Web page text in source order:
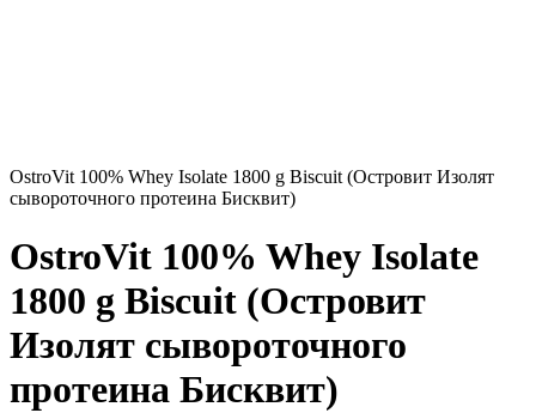
OstroVit 100% Whey Isolate 1800 g Biscuit (Островит Изолят
сывороточного протеина Бисквит)
OstroVit 100% Whey Isolate
1800 g Biscuit (Островит
Изолят сывороточного
протеина Бисквит)